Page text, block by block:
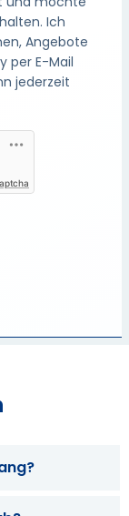
Ich
Angebote
per E-Mail
jederzeit